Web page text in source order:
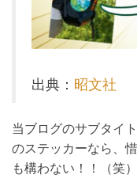
出典： 昭文社
当ブログのサブタイ
のステッカーなら、
も構わない！！（笑）